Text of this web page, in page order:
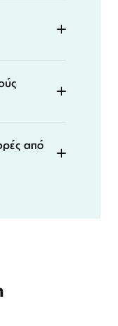
από